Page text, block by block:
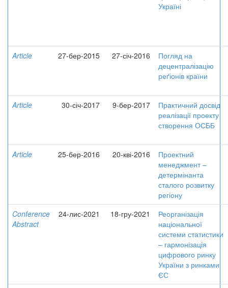
Україні
Article 27-бер-2015 27-січ-2016
Погляд на
децентралізацію
реґіонів країни
Article 30-січ-2017 9-бер-2017
Практичний досвід
реалізації проекту
створення ОСББ
Article 25-бер-2016 20-кві-2016
Проектний
менеджмент –
детермінанта
сталого розвитку
регіону
Conference
Abstract
24-лис-2021 18-гру-2021
Реорганізація
національної
системи статистики
– гармонізація
цифрового ринку
України з ринками
ЄС